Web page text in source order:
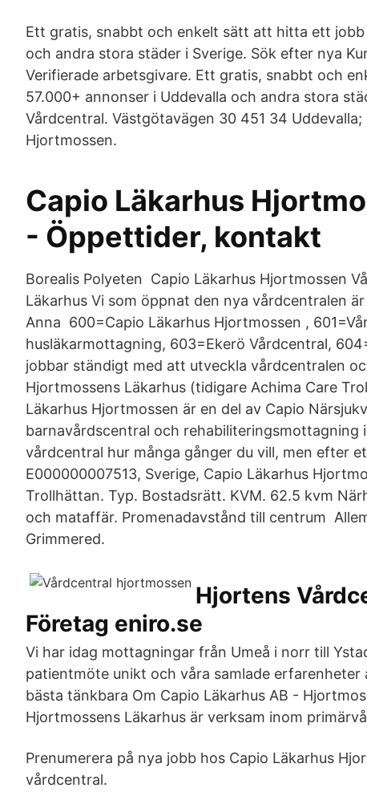
Ett gratis, snabbt och enkelt sätt att hitta ett
och andra stora städer i Sverige. Sök efter nya
Verifierade arbetsgivare. Ett gratis, snabbt och
57.000+ annonser i Uddevalla och andra stora
Vårdcentral. Västgötavägen 30 451 34
Hjortmossen.
Capio Läkarhus
- Öppettider, kontakt
Borealis Polyeten Capio Läkarhus Hjortmossen
Läkarhus Vi som öppnat den nya vårdcentralen
Anna 600=Capio Läkarhus Hjortmossen ,
husläkarmottagning, 603=Ekerö Vårdcentral,
jobbar ständigt med att utveckla vårdcentralen
Hjortmossens Läkarhus (tidigare Achima Care
Läkarhus Hjortmossen är en del av Capio
barnavårdscentral och rehabiliteringsmottagning
vårdcentral hur många gånger du vill, men efter
E000000007513, Sverige, Capio Läkarhus
Trollhättan. Typ. Bostadsrätt. KVM. 62.5 kvm
och mataffär. Promenadavstånd till centrum
Grimmered.
Hjortens
Företag eniro.se
Vi har idag mottagningar från Umeå i norr till
patientmöte unikt och våra samlade
bästa tänkbara Om Capio Läkarhus AB -
Hjortmossens Läkarhus är verksam inom
Prenumerera på nya jobb hos Capio Läkarhus
vårdcentral.